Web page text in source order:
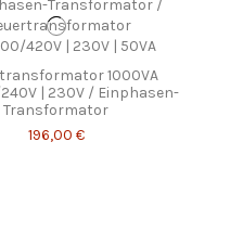
1000VA
| 230V / Einphasen-
Transformator
196,00 €